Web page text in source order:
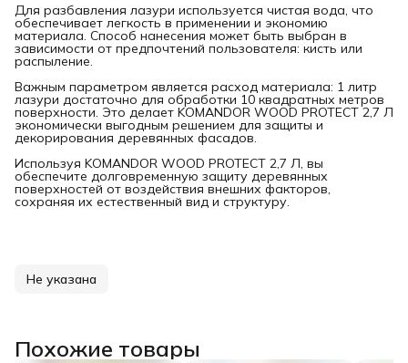
Для разбавления лазури используется чистая вода, что
обеспечивает легкость в применении и экономию
материала. Способ нанесения может быть выбран в
зависимости от предпочтений пользователя: кисть или
распыление.
Важным параметром является расход материала: 1 литр
лазури достаточно для обработки 10 квадратных метров
поверхности. Это делает KOMANDOR WOOD PROTECT 2,7 Л
экономически выгодным решением для защиты и
декорирования деревянных фасадов.
Используя KOMANDOR WOOD PROTECT 2,7 Л, вы
обеспечите долговременную защиту деревянных
поверхностей от воздействия внешних факторов,
сохраняя их естественный вид и структуру.
Не указана
Похожие товары